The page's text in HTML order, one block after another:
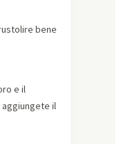
bene
e il
il